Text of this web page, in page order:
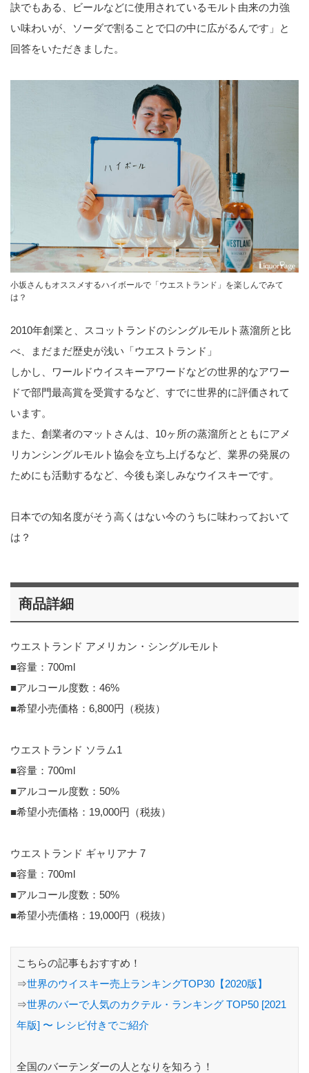
訣でもある、ビールなどに使用されているモルト由来の力強
い味わいが、ソーダで割ることで口の中に広がるんです」と
回答をいただきました。
小坂さんもオススメするハイボールで「ウエストランド」を楽しんでみて
は？
2010年創業と、スコットランドのシングルモルト蒸溜所と比
べ、まだまだ歴史が浅い「ウエストランド」
しかし、ワールドウイスキーアワードなどの世界的なアワー
ドで部門最高賞を受賞するなど、すでに世界的に評価されて
います。
また、創業者のマットさんは、10ヶ所の蒸溜所とともにアメ
リカンシングルモルト協会を立ち上げるなど、業界の発展の
ためにも活動するなど、今後も楽しみなウイスキーです。
日本での知名度がそう高くはない今のうちに味わっておいて
は？
商品詳細
ウエストランド アメリカン・シングルモルト
■容量：700ml
■アルコール度数：46%
■希望小売価格：6,800円（税抜）
ウエストランド ソラム1
■容量：700ml
■アルコール度数：50%
■希望小売価格：19,000円（税抜）
ウエストランド ギャリアナ 7
■容量：700ml
■アルコール度数：50%
■希望小売価格：19,000円（税抜）
こちらの記事もおすすめ！
⇒世界のウイスキー売上ランキングTOP30【2020版】
⇒世界のバーで人気のカクテル・ランキング TOP50 [2021
年版] 〜 レシピ付きでご紹介
全国のバーテンダーの人となりを知ろう！